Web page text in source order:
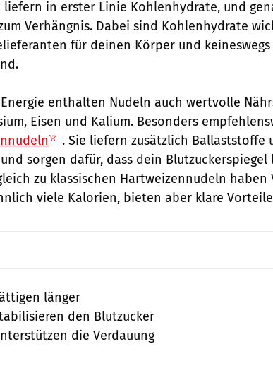
liefern in erster Linie Kohlenhydrate, und
Verhängnis. Dabei sind Kohlenhydrate
für deinen Körper und
enthalten Nudeln auch wertvolle
Eisen und Kalium. Besonders
. Sie liefern zusätzlich Ballaststoffe
und sorgen dafür, dass dein Blutzuckerspiegel
zu klassischen Hartweizennudeln
viele Kalorien, bieten aber klare
länger
den Blutzucker
die Verdauung